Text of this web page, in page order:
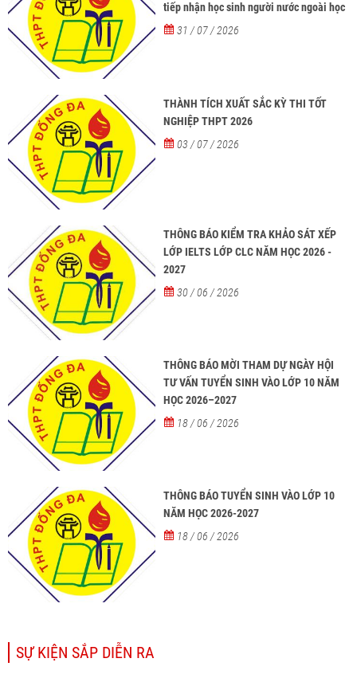
tiếp nhận học sinh người nước ngoài học
tại các trường từ năm học 2026-2027
31 / 07 / 2026
THÀNH TÍCH XUẤT SẮC KỲ THI TỐT
NGHIỆP THPT 2026
03 / 07 / 2026
THÔNG BÁO KIỂM TRA KHẢO SÁT XẾP
LỚP IELTS LỚP CLC NĂM HỌC 2026 -
2027
30 / 06 / 2026
THÔNG BÁO MỜI THAM DỰ NGÀY HỘI
TƯ VẤN TUYỂN SINH VÀO LỚP 10 NĂM
HỌC 2026–2027
18 / 06 / 2026
THÔNG BÁO TUYỂN SINH VÀO LỚP 10
NĂM HỌC 2026-2027
18 / 06 / 2026
SỰ KIỆN SẮP DIỄN RA